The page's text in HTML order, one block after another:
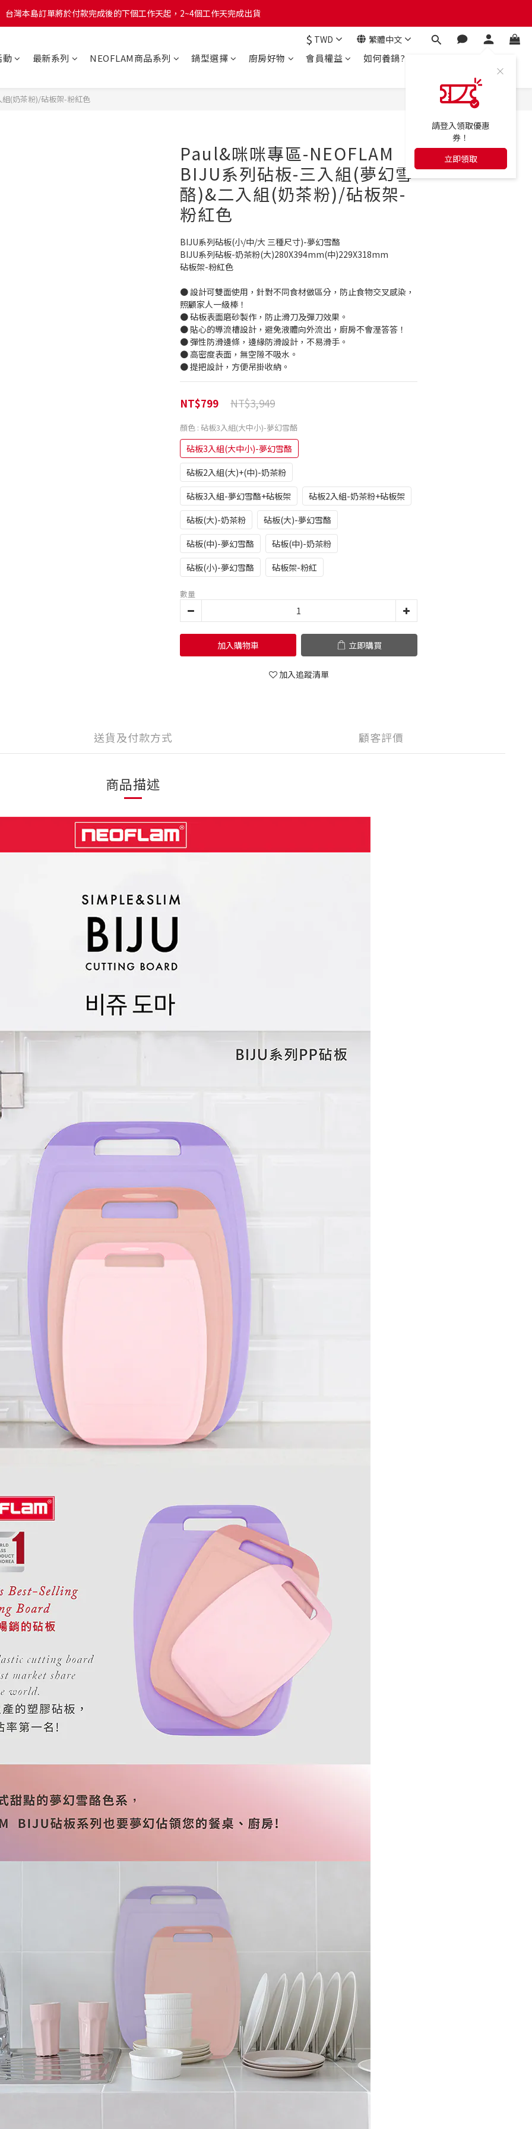
台灣本島訂單將於付款完成後的下個工作天起，2~4個工作天完成出貨
台灣本島訂單將於付款完成後的下個工作天起，2~4個工作天完成出貨
台灣本島訂單將於付款完成後的下個工作天起，2~4個工作天完成出貨
$ TWD 繁體中文
請登入領取優惠
券！
立即領取
動 最新系列 NEOFLAM商品系列 鍋型選擇 廚房好物 會員權益 如何養鍋?
組(奶茶粉)/砧板架-粉紅色
Paul&咪咪專區-NEOFLAM
BIJU系列砧板-三入組(夢幻雪
酪)&二入組(奶茶粉)/砧板架-
粉紅色
BIJU系列砧板(小/中/大 三種尺寸)-夢幻雪酪
BIJU系列砧板-奶茶粉(大)280X394mm(中)229X318mm
砧板架-粉紅色
● 設計可雙面使用，針對不同食材做區分，防止食物交叉感染，
照顧家人一級棒！
● 砧板表面磨砂製作，防止滑刀及彈刀效果。
● 貼心的導流槽設計，避免液體向外流出，廚房不會溼答答！
● 彈性防滑邊條，邊緣防滑設計，不易滑手。
● 高密度表面，無空隙不吸水。
● 提把設計，方便吊掛收納。
NT$3,949
NT$799
顏色 : 砧板3入組(大中小)-夢幻雪酪
砧板3入組(大中小)-夢幻雪酪
砧板2入組(大)+(中)-奶茶粉
砧板3入組-夢幻雪酪+砧板架
砧板2入組-奶茶粉+砧板架
砧板(大)-奶茶粉
砧板(大)-夢幻雪酪
砧板(中)-夢幻雪酪
砧板(中)-奶茶粉
砧板(小)-夢幻雪酪
砧板架-粉紅
數量
加入購物車 立即購買
加入追蹤清單
送貨及付款方式 顧客評價
商品描述